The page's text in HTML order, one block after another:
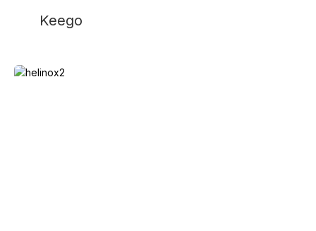
Keego
Helinox